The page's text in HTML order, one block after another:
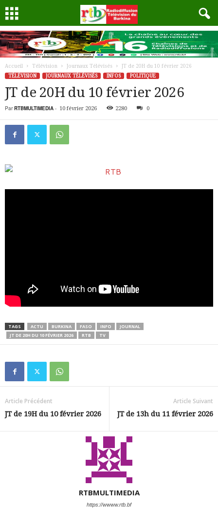
Accueil Télévision Journaux Télévisés
JT de 20H du 10 février 2026
TÉLÉVISION
JOURNAUX TÉLÉVISÉS INFOS POLITIQUE
JT de 20H du 10 février 2026
Par RTBMULTIMEDIA - 10 février 2026 2280 0
TAGS ACTU BURKINA FASO INFO
JOURNAL
JT DE 20H DU 10 FÉVRIER 2026
RTB TV
Article Précédent
JT de 19H du 10 février 2026
Article Suivant
JT de 13h du 11 février 2026
RTBMULTIMEDIA
https://wwww.rtb.bf